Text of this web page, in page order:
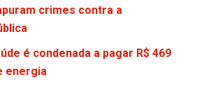
crimes contra a
é condenada a pagar R$ 469
energia